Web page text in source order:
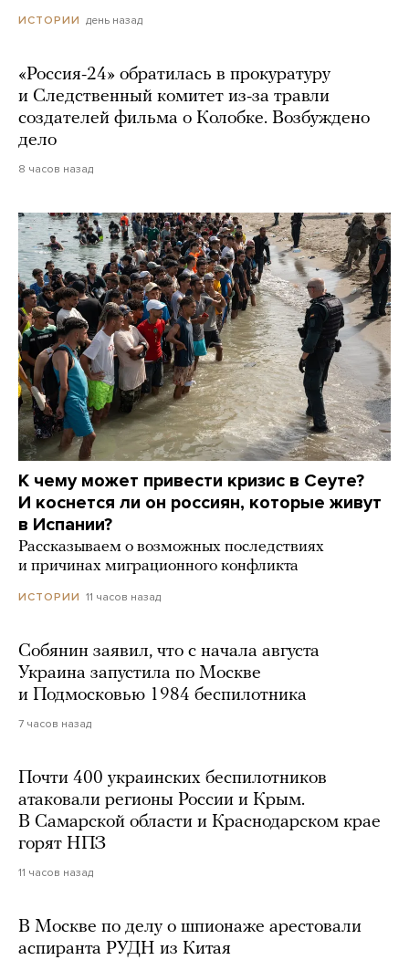
ИСТОРИИ день назад
«Россия-24» обратилась в прокуратуру
и Следственный комитет из-за травли
создателей фильма о Колобке. Возбуждено
дело
8 часов назад
К чему может привести кризис в Сеуте?
И коснется ли он россиян, которые живут
в Испании?
Рассказываем о возможных последствиях
и причинах миграционного конфликта
ИСТОРИИ 11 часов назад
Собянин заявил, что с начала августа
Украина запустила по Москве
и Подмосковью 1984 беспилотника
7 часов назад
Почти 400 украинских беспилотников
атаковали регионы России и Крым.
В Самарской области и Краснодарском крае
горят НПЗ
11 часов назад
В Москве по делу о шпионаже арестовали
аспиранта РУДН из Китая